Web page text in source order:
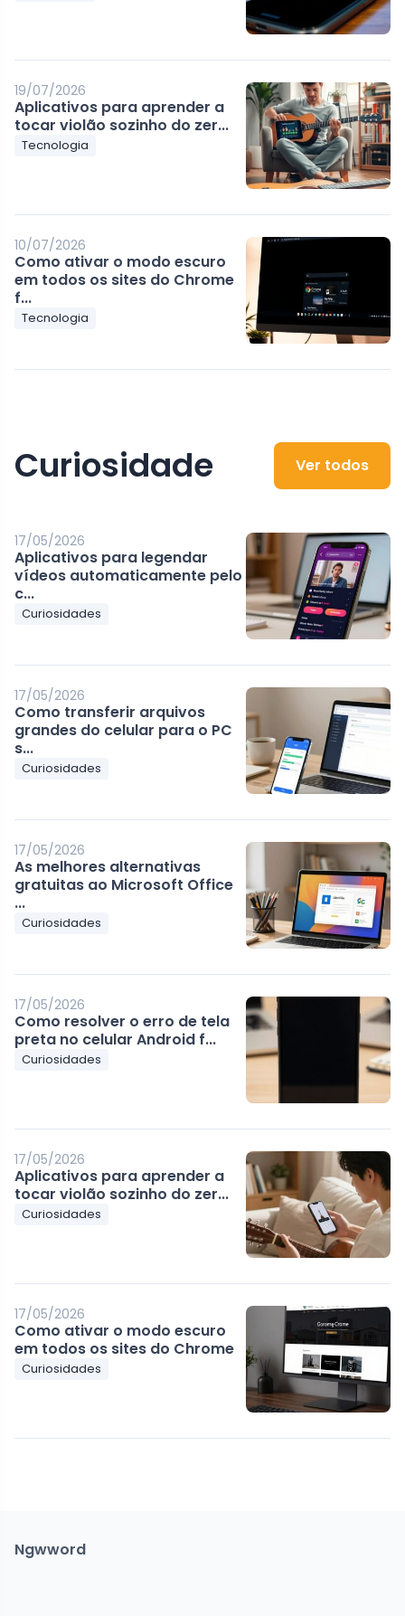
19/07/2026
Aplicativos para aprender a
tocar violão sozinho do zer...
Tecnologia
10/07/2026
Como ativar o modo escuro
em todos os sites do Chrome
f...
Tecnologia
Curiosidade Ver todos
17/05/2026
Aplicativos para legendar
vídeos automaticamente pelo
c...
Curiosidades
17/05/2026
Como transferir arquivos
grandes do celular para o PC
s...
Curiosidades
17/05/2026
As melhores alternativas
gratuitas ao Microsoft Office
...
Curiosidades
17/05/2026
Como resolver o erro de tela
preta no celular Android f...
Curiosidades
17/05/2026
Aplicativos para aprender a
tocar violão sozinho do zer...
Curiosidades
17/05/2026
Como ativar o modo escuro
em todos os sites do Chrome
Curiosidades
Ngwword